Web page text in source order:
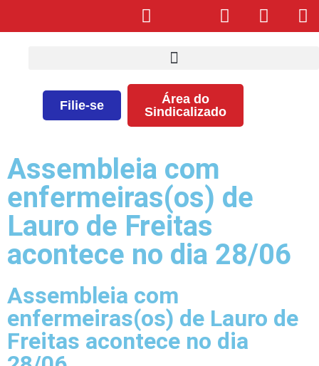
Filie-se
Área do
Sindicalizado
Assembleia com
enfermeiras(os) de
Lauro de Freitas
acontece no dia 28/06
Assembleia com
enfermeiras(os) de Lauro de
Freitas acontece no dia